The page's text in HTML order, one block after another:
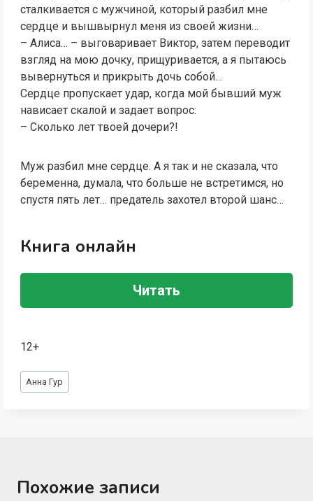
сталкивается с мужчиной, который разбил мне
сердце и вышвырнул меня из своей жизни…
– Алиса… – выговаривает Виктор, затем переводит
взгляд на мою дочку, прищуривается, а я пытаюсь
вывернуться и прикрыть дочь собой…
Сердце пропускает удар, когда мой бывший муж
нависает скалой и задает вопрос:
– Сколько лет твоей дочери?!
Муж разбил мне сердце. А я так и не сказала, что
беременна, думала, что больше не встретимся, но
спустя пять лет… предатель захотел второй шанс…
Книга онлайн
Читать
12+
Метки
записи:
Анна Гур
Похожие записи